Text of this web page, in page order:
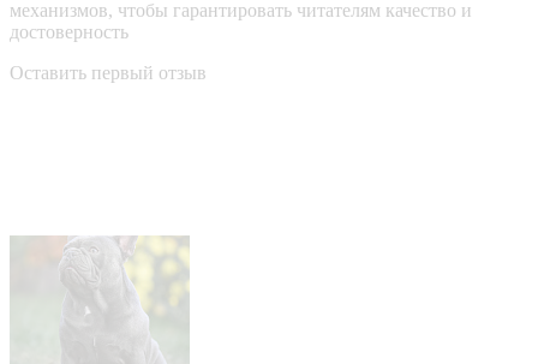
механизмов, чтобы гарантировать читателям качество и
достоверность
Оставить первый отзыв